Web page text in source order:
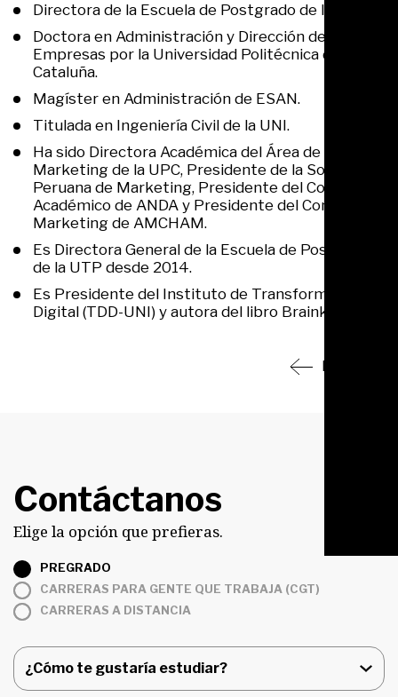
Directora de la Escuela de Postgrado de la UTP.
Doctora en Administración y Dirección de
Empresas por la Universidad Politécnica de
Cataluña.
Magíster en Administración de ESAN.
Titulada en Ingeniería Civil de la UNI.
Ha sido Directora Académica del Área de
Marketing de la UPC, Presidente de la Sociedad
Peruana de Marketing, Presidente del Comité
Académico de ANDA y Presidente del Comité de
Marketing de AMCHAM.
Es Directora General de la Escuela de Postgrado
de la UTP desde 2014.
Es Presidente del Instituto de Transformación
Digital (TDD-UNI) y autora del libro Brainketing.
Regresar
Contáctanos
Elige la opción que prefieras.
PREGRADO
CARRERAS PARA GENTE QUE TRABAJA (CGT)
CARRERAS A DISTANCIA